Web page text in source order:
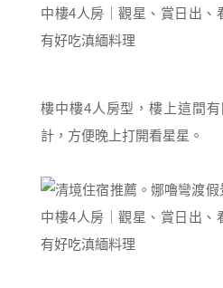
樓中樓4人房型，樓上這間
計，方便晚上打開看星星。